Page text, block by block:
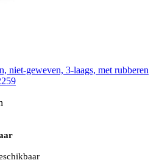
niet-geweven, 3-laags, met rubberen